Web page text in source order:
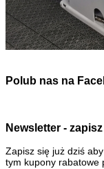
Polub nas na
Newsletter -
Zapisz się już dziś
tym kupony rabatowe